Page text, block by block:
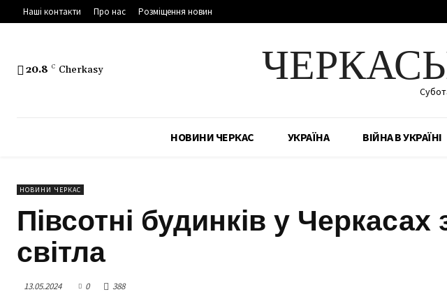
Наші контакти Про нас Розміщення новин
20.8 C Cherkasy
НОВИНИ ЧЕРКАС УКРАЇНА ВІЙНА В УКРАЇНІ
НОВИНИ ЧЕРКАС
Півсотні будинків у
світла
13.05.2024 0 388